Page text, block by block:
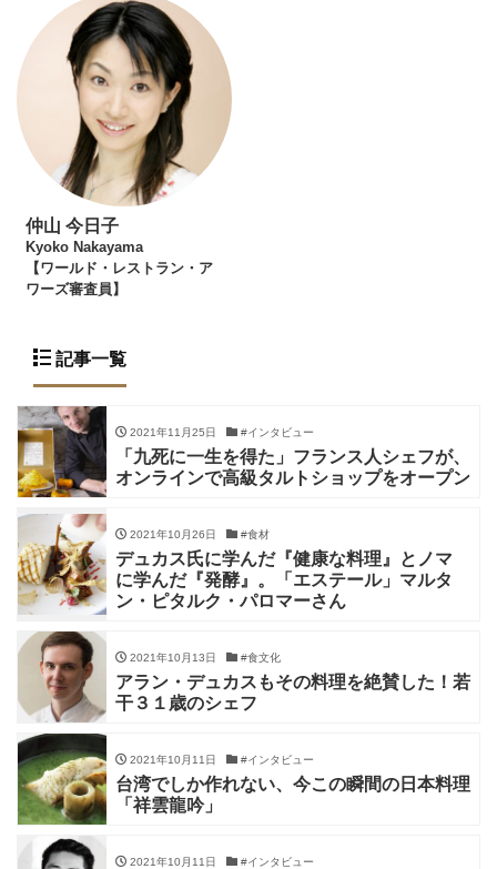
仲山 今日子
Kyoko Nakayama
【ワールド・レストラン・ア
ワーズ審査員】
記事一覧
2021年11月25日 #インタビュー
「九死に一生を得た」フランス人シェフが、
オンラインで高級タルトショップをオープン
2021年10月26日 #食材
デュカス氏に学んだ『健康な料理』とノマ
に学んだ『発酵』。「エステール」マルタ
ン・ピタルク・パロマーさん
2021年10月13日 #食文化
アラン・デュカスもその料理を絶賛した！若
干３１歳のシェフ
2021年10月11日 #インタビュー
台湾でしか作れない、今この瞬間の日本料理
「祥雲龍吟」
2021年10月11日 #インタビュー